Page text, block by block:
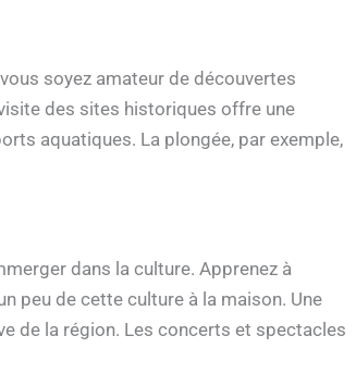
soyez amateur de découvertes
des sites historiques offre une
aquatiques. La plongée, par exemple,
dans la culture. Apprenez à
peu de cette culture à la maison. Une
de la région. Les concerts et spectacles